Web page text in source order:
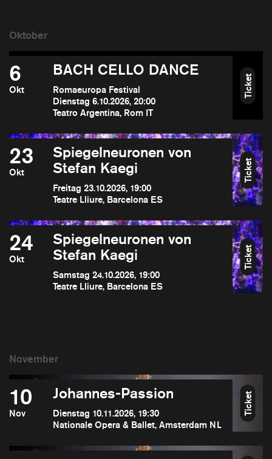
6
Okt
BACH CELLO DANCE
Romaeuropa Festival
Dienstag 6.10.2026, 20:00
Teatro Argentina, Rom IT
Ticket
23
Okt
Spiegelneuronen von
Stefan Kaegi
Freitag 23.10.2026, 19:00
Teatre Lliure, Barcelona ES
Ticket
24
Okt
Spiegelneuronen von
Stefan Kaegi
Samstag 24.10.2026, 19:00
Teatre Lliure, Barcelona ES
Ticket
10
Nov
Johannes-Passion
Dienstag 10.11.2026, 19:30
Nationale Opera & Ballet, Amsterdam NL
Ticket